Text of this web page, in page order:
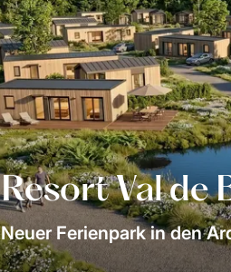
Resort Val de
Neuer Ferienpark in den